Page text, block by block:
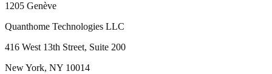
1205 Genève
Quanthome Technologies LLC
416 West 13th Street, Suite 200
New York, NY 10014